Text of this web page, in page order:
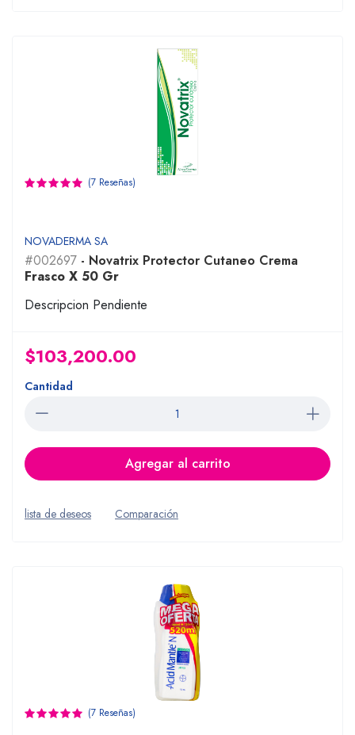
(7 Reseñas)
NOVADERMA SA
#002697 - Novatrix Protector Cutaneo Crema
Frasco X 50 Gr
Descripcion Pendiente
$103,200.00
Cantidad
Agregar al carrito
lista de deseos Comparación
(7 Reseñas)